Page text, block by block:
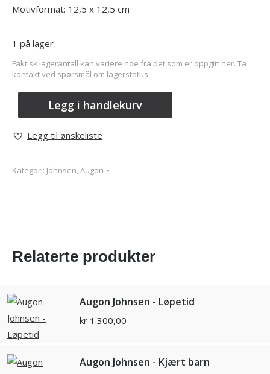
Motivformat: 12,5 x 12,5 cm
1 på lager
Faktisk lagerantall kan variere noe fra det som er oppgitt her. Ta
kontakt ved spørsmål om lagerstatus.
Legg i handlekurv
Legg til ønskeliste
Kategori: Johnsen, Augon
Relaterte produkter
Augon Johnsen - Løpetid
kr 1.300,00
Augon Johnsen - Kjært barn